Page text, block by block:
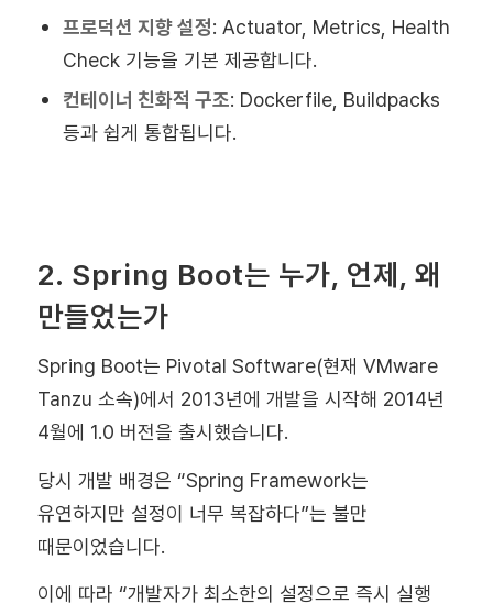
프로덕션 지향 설정: Actuator, Metrics, Health
Check 기능을 기본 제공합니다.
컨테이너 친화적 구조: Dockerfile, Buildpacks
등과 쉽게 통합됩니다.
2. Spring Boot는 누가, 언제, 왜
만들었는가
Spring Boot는 Pivotal Software(현재 VMware
Tanzu 소속)에서 2013년에 개발을 시작해 2014년
4월에 1.0 버전을 출시했습니다.
당시 개발 배경은 “Spring Framework는
유연하지만 설정이 너무 복잡하다”는 불만
때문이었습니다.
이에 따라 “개발자가 최소한의 설정으로 즉시 실행